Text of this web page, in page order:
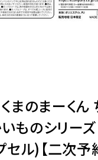
6282-7659
まのまーくん
ものシリー
ル)【二次予